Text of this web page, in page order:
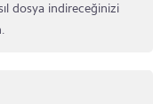
dosya indireceğinizi